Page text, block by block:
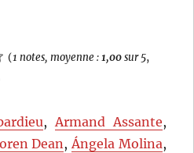
(1 notes, moyenne : 1,00sur 5,
,Armand Assante,
Dean,Ángela Molina,